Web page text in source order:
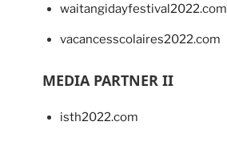
waitangidayfestival2022.com
vacancesscolaires2022.com
MEDIA PARTNER II
isth2022.com